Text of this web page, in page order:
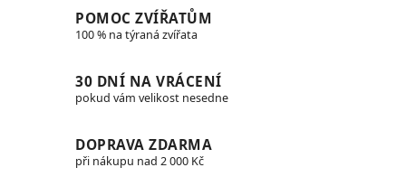
POMOC ZVÍŘATŮM
100 % na týraná zvířata
30 DNÍ NA VRÁCENÍ
pokud vám velikost nesedne
DOPRAVA ZDARMA
při nákupu nad 2 000 Kč